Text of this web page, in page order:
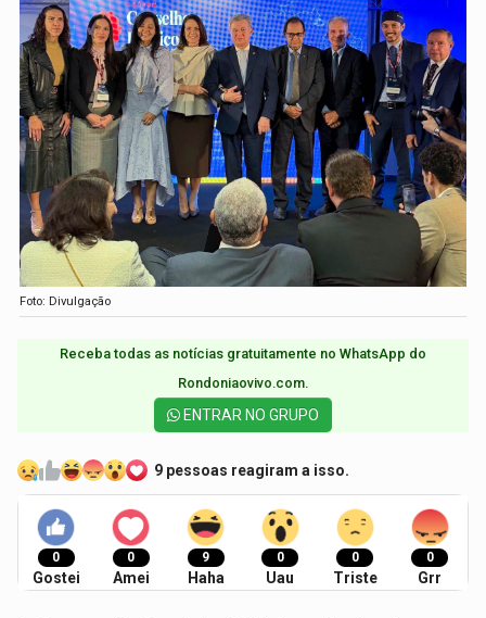
Foto: Divulgação
Receba todas as notícias gratuitamente no WhatsApp do
Rondoniaovivo.com.​
ENTRAR NO GRUPO
9 pessoas reagiram a isso.
0
Gostei
0
Amei
9
Haha
0
Uau
0
Triste
0
Grr